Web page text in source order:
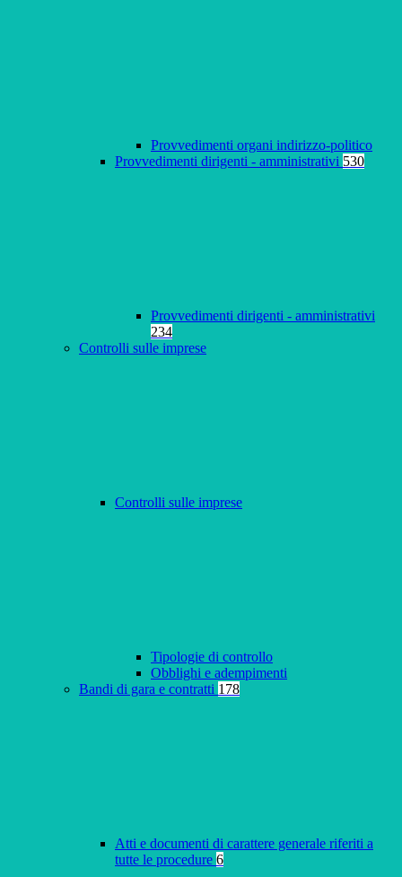
Provvedimenti organi indirizzo-politico
Provvedimenti dirigenti - amministrativi 530
Provvedimenti dirigenti - amministrativi
234
Controlli sulle imprese
Controlli sulle imprese
Tipologie di controllo
Obblighi e adempimenti
Bandi di gara e contratti 178
Atti e documenti di carattere generale riferiti a
tutte le procedure 6